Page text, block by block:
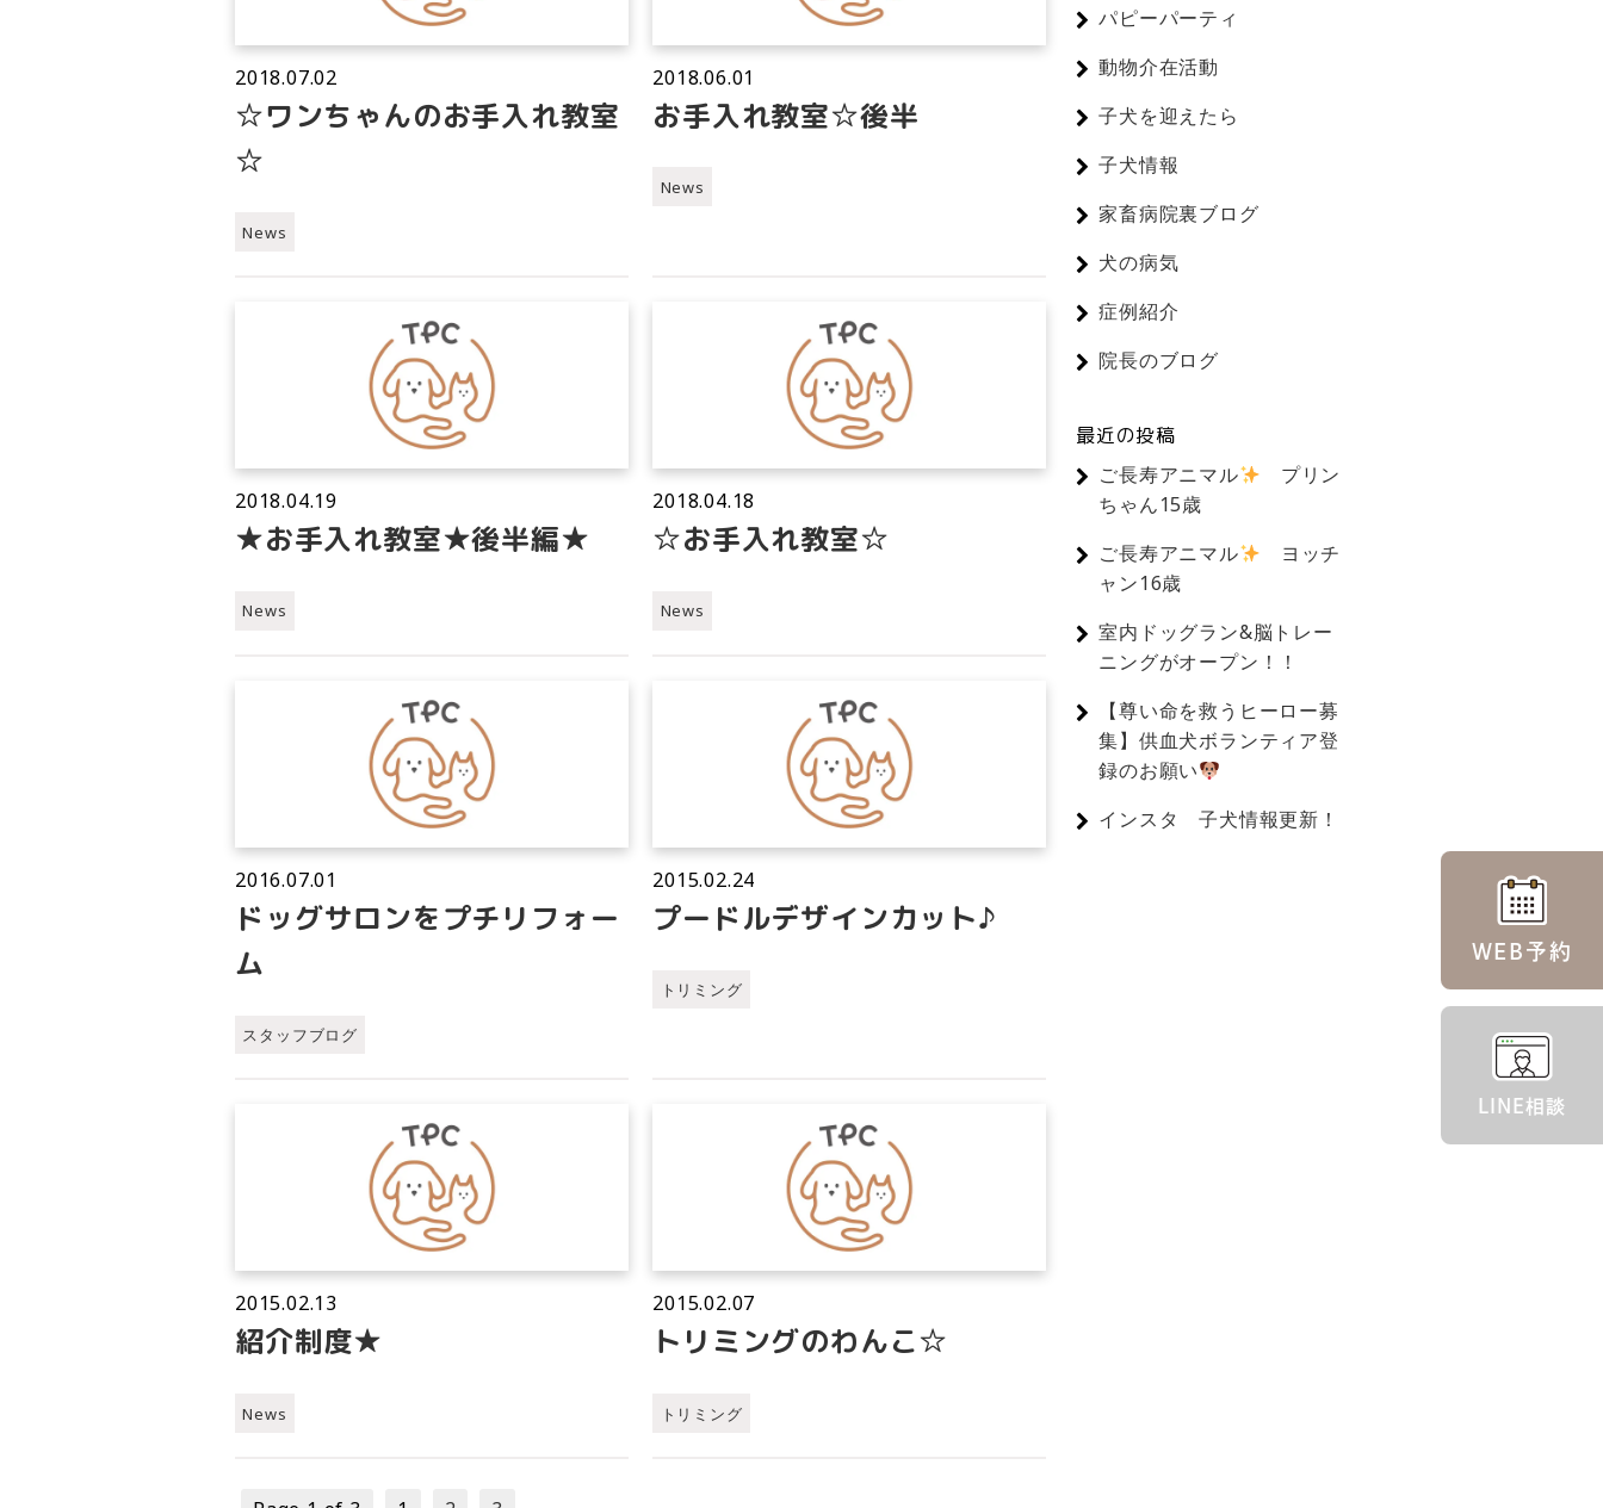
WEB予約
LINE相談
2018.07.02
☆ワンちゃんのお手入れ教室
☆
News
2018.06.01
お手入れ教室☆後半
News
2018.04.19
★お手入れ教室★後半編★
News
2018.04.18
☆お手入れ教室☆
News
2016.07.01
ドッグサロンをプチリフォー
ム
スタッフブログ
2015.02.24
プードルデザインカット♪
トリミング
2015.02.13
紹介制度★
News
2015.02.07
トリミングのわんこ☆
トリミング
パピーパーティ
動物介在活動
子犬を迎えたら
子犬情報
家畜病院裏ブログ
犬の病気
症例紹介
院長のブログ
最近の投稿
ご長寿アニマル
プリン
ちゃん15歳
ご長寿アニマル
ヨッチ
ャン16歳
室内ドッグラン&脳トレー
ニングがオープン！！
【尊い命を救うヒーロー募
集】供血犬ボランティア登
録のお願い
インスタ 子犬情報更新！